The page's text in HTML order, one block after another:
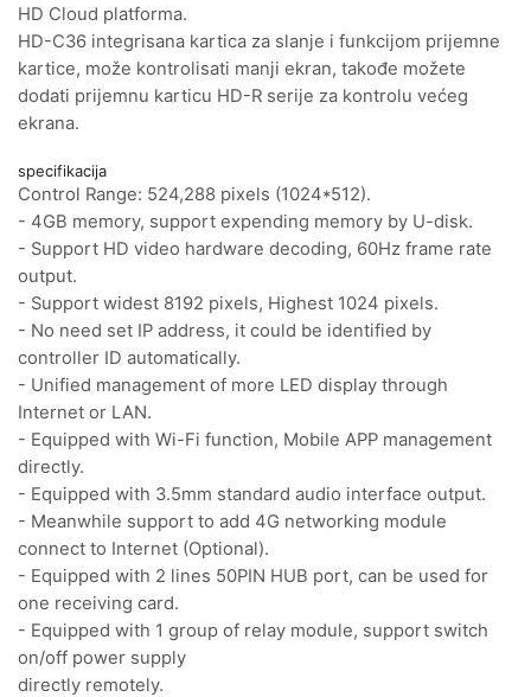
HD Cloud platforma.
HD-C36 integrisana kartica za slanje i funkcijom prijemne
kartice, može kontrolisati manji ekran, takođe možete
dodati prijemnu karticu HD-R serije za kontrolu većeg
ekrana.
specifikacija
Control Range: 524,288 pixels (1024*512).
- 4GB memory, support expending memory by U-disk.
- Support HD video hardware decoding, 60Hz frame rate
output.
- Support widest 8192 pixels, Highest 1024 pixels.
- No need set IP address, it could be identified by
controller ID automatically.
- Unified management of more LED display through
Internet or LAN.
- Equipped with Wi-Fi function, Mobile APP management
directly.
- Equipped with 3.5mm standard audio interface output.
- Meanwhile support to add 4G networking module
connect to Internet (Optional).
- Equipped with 2 lines 50PIN HUB port, can be used for
one receiving card.
- Equipped with 1 group of relay module, support switch
on/off power supply
directly remotely.